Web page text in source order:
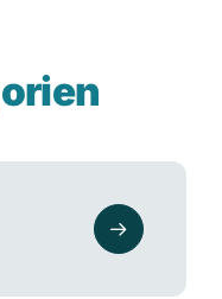
orien